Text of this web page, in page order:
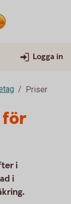
Logga in
Priser
för
i
i